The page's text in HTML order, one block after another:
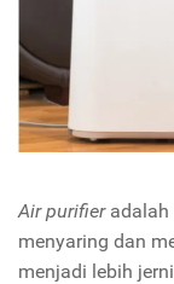
Air purifier adalah
menyaring dan
menjadi lebih